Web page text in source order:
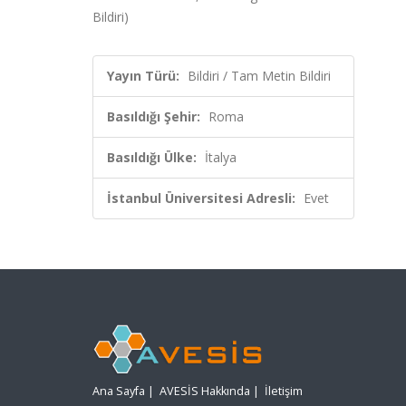
Bildiri)
Yayın Türü: Bildiri / Tam Metin Bildiri
Basıldığı Şehir: Roma
Basıldığı Ülke: İtalya
İstanbul Üniversitesi Adresli: Evet
Ana Sayfa | AVESİS Hakkında | İletişim